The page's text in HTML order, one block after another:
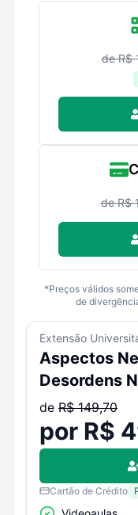
de R$
de R$
*Preços válidos
de
Extensão
Aspectos
Desordens
de R$149,70
por R$
Cartão de Crédito